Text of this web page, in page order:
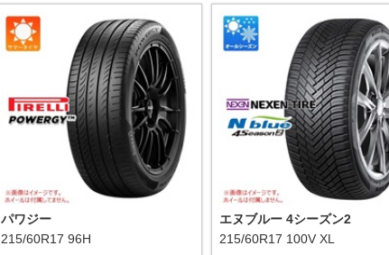
パワジー
215/60R17 96H
エヌブルー 4シーズン2
215/60R17 100V XL